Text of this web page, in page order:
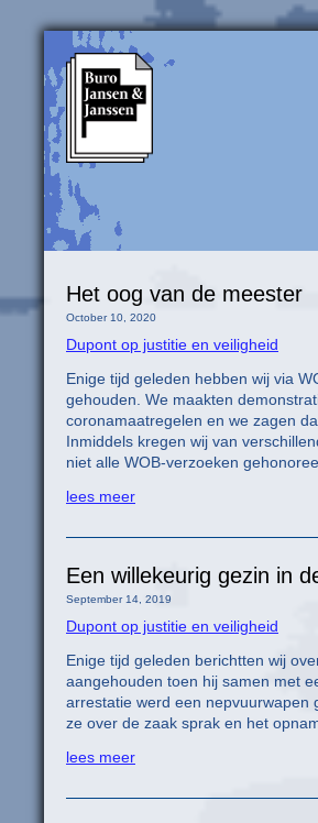
Het oog van de meester
October 10, 2020
Dupont op justitie en veiligheid
Enige tijd geleden hebben wij via
gehouden. We maakten
coronamaatregelen en we zagen
Inmiddels kregen wij van
niet alle WOB-verzoeken
lees meer
Een willekeurig gezin in
September 14, 2019
Dupont op justitie en veiligheid
Enige tijd geleden berichtten wij
aangehouden toen hij samen met
arrestatie werd een nepvuurwapen
ze over de zaak sprak en het
lees meer